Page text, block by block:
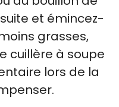
et émincez-
grasses,
cuillère à soupe
lors de la